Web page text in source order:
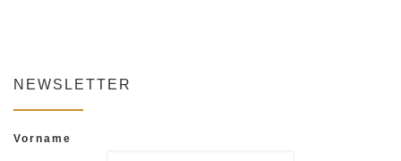
NEWSLETTER
Vorname